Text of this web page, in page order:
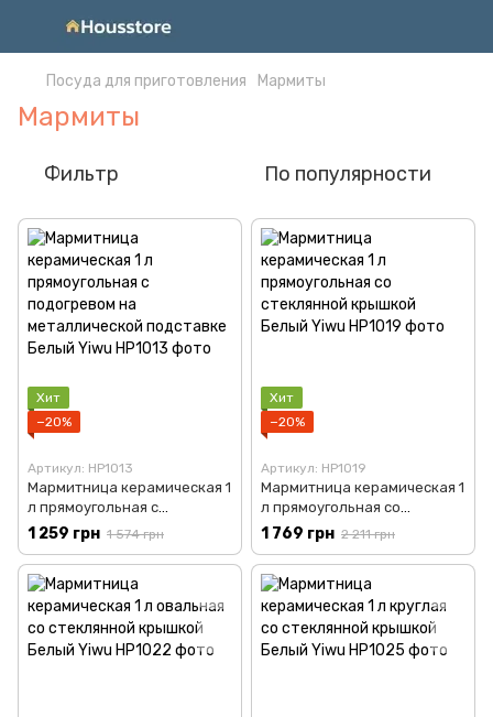
Посуда для приготовления Мармиты
Мармиты
Фильтр По популярности
Хит
−20%
Артикул: HP1013
Мармитница керамическая 1
л прямоугольная с
подогревом на
металлической подставке
Белый Yiwu HP1013
1 259 грн 1 574 грн
Хит
−20%
Артикул: HP1019
Мармитница керамическая 1
л прямоугольная со
стеклянной крышкой Белый
Yiwu HP1019
1 769 грн 2 211 грн